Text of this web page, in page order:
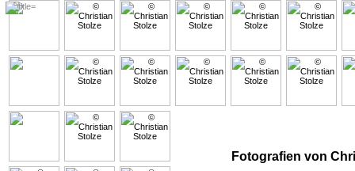
Fotografien von